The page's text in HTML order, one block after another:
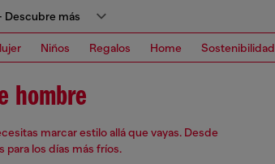
Descubre más
Niños Regalos Home Sostenibilidad
hombre
marcar estilo allá que vayas. Desde
para los días más fríos.